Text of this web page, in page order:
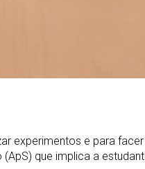
experimentos e para
que implica a